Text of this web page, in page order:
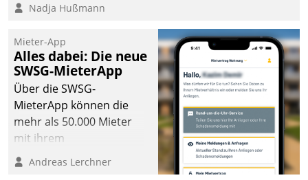
Nadja Hußmann
Mieter-App
Alles dabei: Die neue
SWSG-MieterApp
Über die SWSG-
MieterApp können die
mehr als 50.000 Mieter
mit ihrem
Wohnungsunternehmen
kommunizieren, auf dem
Andreas Lerchner